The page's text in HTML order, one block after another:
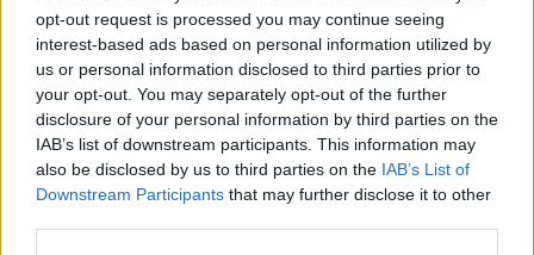
opt-out request is processed you may continue seeing
interest-based ads based on personal information utilized by
us or personal information disclosed to third parties prior to
your opt-out. You may separately opt-out of the further
disclosure of your personal information by third parties on the
IAB’s list of downstream participants. This information may
also be disclosed by us to third parties on the IAB’s List of
Downstream Participants that may further disclose it to other
joi, 16 ianuarie 2020
1 2 3
ad